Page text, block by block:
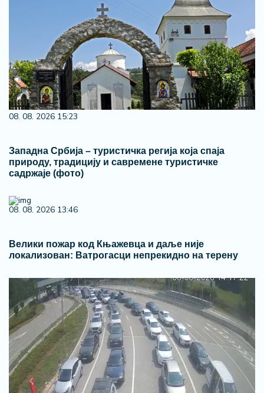
08. 08. 2026 15:23
Западна Србија – туристичка регија која спаја
природу, традицију и савремене туристичке
садржаје (фото)
08. 08. 2026 13:46
Велики пожар код Књажевца и даље није
локализован: Ватрогасци непрекидно на терену